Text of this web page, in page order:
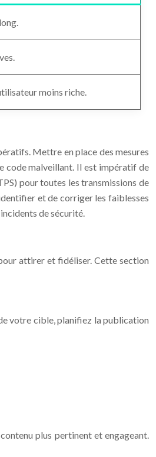
moins riche.
Mettre en place des mesures
code malveillant. Il est impératif de
pour toutes les transmissions de
et de corriger les faiblesses
de sécurité.
attirer et fidéliser. Cette section
votre cible, planifiez la publication
plus pertinent et engageant.